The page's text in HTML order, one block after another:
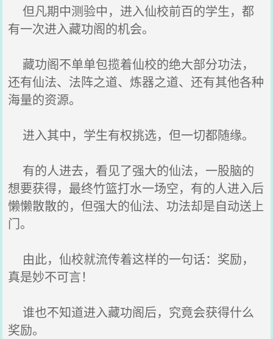
但凡期中测验中，进入仙校前百的学生，都
有一次进入藏功阁的机会。
藏功阁不单单包揽着仙校的绝大部分功法，
还有仙法、法阵之道、炼器之道、还有其他各种
海量的资源。
进入其中，学生有权挑选，但一切都随缘。
有的人进去，看见了强大的仙法，一股脑的
想要获得，最终竹篮打水一场空，有的人进入后
懒懒散散的，但强大的仙法、功法却是自动送上
门。
由此，仙校就流传着这样的一句话：奖励，
真是妙不可言！
谁也不知道进入藏功阁后，究竟会获得什么
奖励。